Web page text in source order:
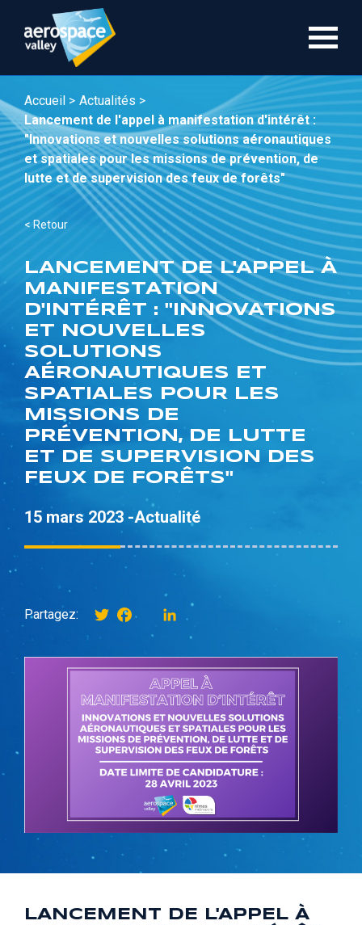
contenu
Accueil > Actualités >
Lancement de l'appel à manifestation d'intérêt :
"Innovations et nouvelles solutions aéronautiques
et spatiales pour les missions de prévention, de
lutte et de supervision des feux de forêts"
< Retour
LANCEMENT DE L'APPEL À
MANIFESTATION
D'INTÉRÊT : "INNOVATIONS
ET NOUVELLES
SOLUTIONS
AÉRONAUTIQUES ET
SPATIALES POUR LES
MISSIONS DE
PRÉVENTION, DE LUTTE
ET DE SUPERVISION DES
FEUX DE FORÊTS"
15 mars 2023 -Actualité
Partagez: TwitterFacebookinstagramLinkedIn
LANCEMENT DE L'APPEL À